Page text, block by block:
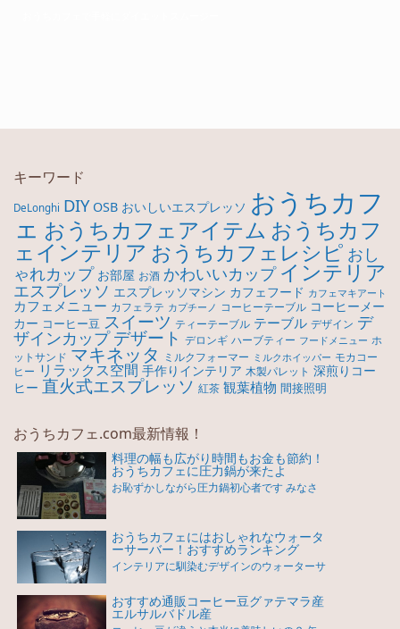
キーワード
DeLonghi DIY OSB おいしいエスプレッソ おうちカフ
ェ おうちカフェアイテム おうちカフ
ェインテリア おうちカフェレシピ おし
ゃれカップ お部屋 お酒 かわいいカップ インテリア
エスプレッソ エスプレッソマシン カフェフード カフェマキアート
カフェメニュー カフェラテ カプチーノ コーヒーテーブル コーヒーメー
カー コーヒー豆 スイーツ ティーテーブル テーブル デザイン デ
ザインカップ デザート デロンギ ハーブティー フードメニュー ホ
ットサンド マキネッタ ミルクフォーマー ミルクホイッパー モカコー
ヒー リラックス空間 手作りインテリア 木製パレット 深煎りコー
ヒー 直火式エスプレッソ 紅茶 観葉植物 間接照明
おうちカフェ.com最新情報！
料理の幅も広がり時間もお金も節約！
おうちカフェに圧力鍋が来たよ
お恥ずかしながら圧力鍋初心者です みなさ
おうちカフェにはおしゃれなウォータ
ーサーバー！おすすめランキング
インテリアに馴染むデザインのウォーターサ
おすすめ通販コーヒー豆グァテマラ産
エルサルバドル産